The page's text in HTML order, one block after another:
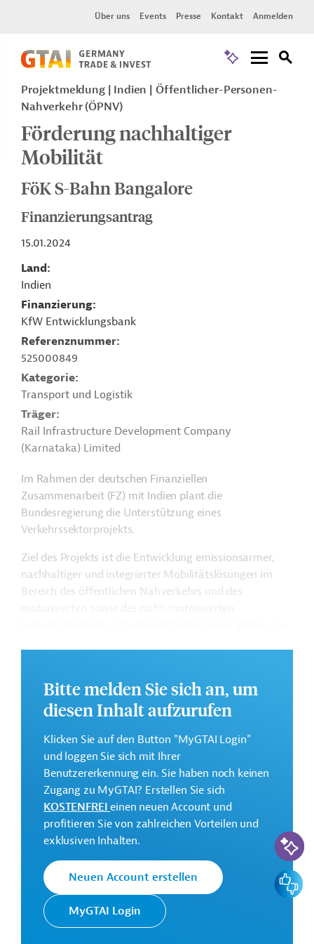
Über uns Events Presse Kontakt Anmelden
Projektmeldung Indien
Öffentlicher-Personen-
Nahverkehr (ÖPNV)
Förderung nachhaltiger
Mobilität
FöK S-Bahn Bangalore
Finanzierungsantrag
15.01.2024
Land
Indien
Finanzierung
KfW Entwicklungsbank
Referenznummer
525000849
Kategorie
Transport und Logistik
Träger
Rail Infrastructure Development Company
(Karnataka) Limited
Im Rahmen der deutschen Finanziellen
Zusammenarbeit (FZ) mit Indien plant die
Bundesregierung die Unterstützung eines
Verkehrssektorprojekts.
Ziel des Projekts ist die Entwicklung emissionsarmer,
nachhaltiger und integrierter Mobilitätslösungen im
Bereich des öffentlichen Nahverkehrs und des
Menschen mit niedrigem und mittlerem Einkommen,
die für ihre Teilhabe am städtischen Leben auf
angewiesen sind. Investitionen können in verschiedene
Mobilitäts- und Verkehrssysteme erfolgen, unter
anderem in: "Bus Rapid Transit" (BRT) Systeme,
Stadtbahnen / Metro, Busse (u.a. Erdgas-, Elektro- und
Hybridtechnologien), E-Mobility (Rikschas, Kleinbusse,
Busse), Fähren, Fahrrad- und Fußwege, Park & Ride-
Fazilitäten, intelligente Verkehrssteuerungssysteme und
integriertes Ticketing.
GTAI informiert über die
: Schwerpunkte,
Regularien und praktische Hinweise zur
Geschäftsanbahnung.
Bitte melden Sie sich an, um
diesen Inhalt aufzurufen
Klicken Sie auf den Button "MyGTAI Login"
und loggen Sie sich mit Ihrer
Benutzererkennung ein. Sie haben noch keinen
Zugang zu MyGTAI? Erstellen Sie sich
KOSTENFREIeinen neuen Account und
profitieren Sie von zahlreichen Vorteilen und
exklusiven Inhalten.
Neuen Account erstellen
MyGTAI Login
KI-